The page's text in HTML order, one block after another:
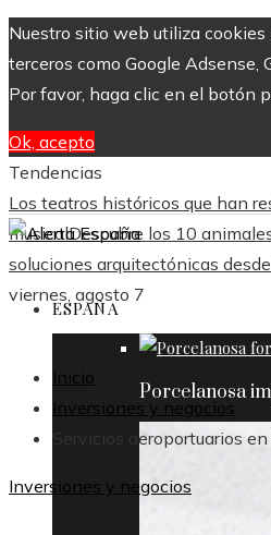
Nuestro sitio web utiliza
terceros como Google Adsense,
Por favor, haga clic en el botón
Ok, acepto
Tendencias
Los teatros históricos que han
musicalDescubre los 10
soluciones arquitectónicas
viernes, agosto 7
ESPAÑA
Porcelanosa
Inicio
Inversiones y negocios
Servicios aeroportuarios
Inversiones y negocios